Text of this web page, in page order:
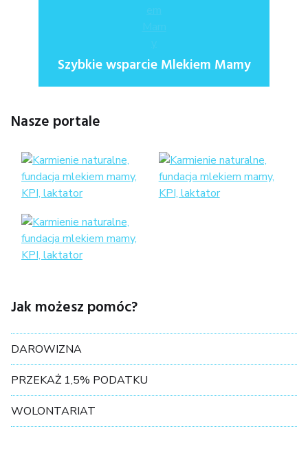
Szybkie wsparcie Mlekiem Mamy
Nasze portale
Jak możesz pomóc?
DAROWIZNA
PRZEKAŻ 1,5% PODATKU
WOLONTARIAT